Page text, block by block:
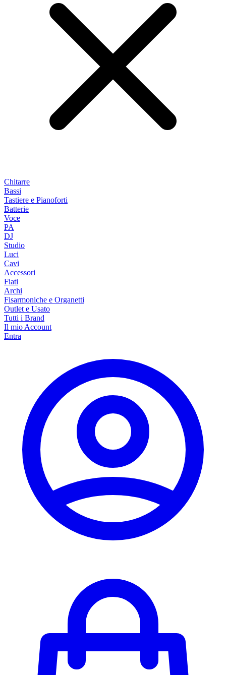
Chitarre
Bassi
Tastiere e Pianoforti
Batterie
Voce
PA
DJ
Studio
Luci
Cavi
Accessori
Fiati
Archi
Fisarmoniche e Organetti
Outlet e Usato
Tutti i Brand
Il mio Account
Entra